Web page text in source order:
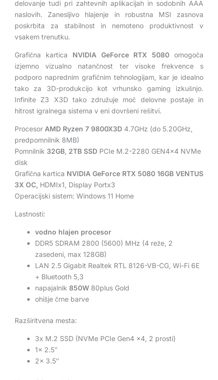
delovanje tudi pri zahtevnih aplikacijah in sodobnih AAA
naslovih. Zanesljivo hlajenje in robustna MSI zasnova
poskrbita za stabilnost in nemoteno produktivnost v
vsakem trenutku.
Grafična kartica NVIDIA GeForce RTX 5080 omogoča
izjemno vizualno natančnost ter visoke frekvence s
podporo naprednim grafičnim tehnologijam, kar je idealno
tako za 3D-produkcijo kot vrhunsko gaming izkušnjo.
Infinite Z3 X3D tako združuje moč delovne postaje in
hitrost igralnega sistema v eni dovršeni rešitvi.
Procesor AMD Ryzen 7 9800X3D 4.7GHz (do 5.20GHz,
predpomnilnik 8MB)
Pomnilnik 32GB 2TB SSD PCIe M.2-2280 GEN4x4 NVMe
disk
Grafična kartica NVIDIA GeForce RTX 5080 16GB VENTUS
3X OC, HDMIx1, Display Portx3
Operacijski sistem: Windows 11 Home
Lastnosti:
vodno hlajen procesor
DDR5 SDRAM 2800 (5600) MHz (4 reže, 2
zasedeni, max 128GB)
LAN 2.5 Gigabit Realtek RTL 8126-VB-CG, Wi-Fi 6E
+ Bluetooth 5,3
napajalnik 850W 80plus Gold
ohišje črne barve
Razširitvena mesta:
3x M.2 SSD (NVMe PCIe Gen4 x4, 2 prosti)
1x 2.5″
2x 3.5″